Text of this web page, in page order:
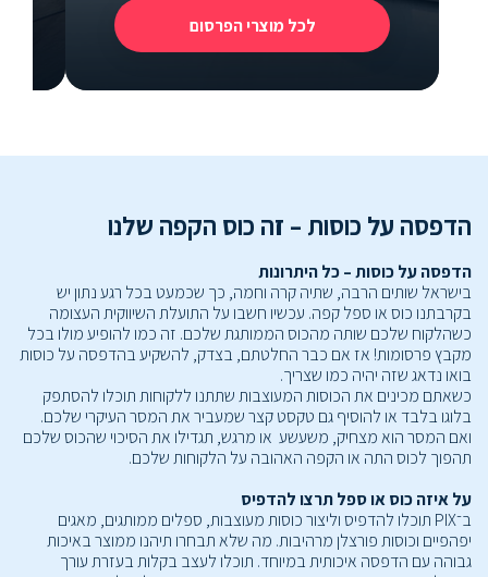
לכל מוצרי הפרסום
הדפסה על כוסות – זה כוס הקפה שלנו
הדפסה על כוסות – כל היתרונות
בישראל שותים הרבה, שתיה קרה וחמה, כך שכמעט בכל רגע נתון יש
בקרבתנו כוס או ספל קפה. עכשיו חשבו על התועלת השיווקית העצומה
כשהלקוח שלכם שותה מהכוס הממותגת שלכם. זה כמו להופיע מולו בכל
מקבץ פרסומות! אז אם כבר החלטתם, בצדק, להשקיע בהדפסה על כוסות
בואו נדאג שזה יהיה כמו שצריך.
כשאתם מכינים את הכוסות המעוצבות שתתנו ללקוחות תוכלו להסתפק
בלוגו בלבד או להוסיף גם טקסט קצר שמעביר את המסר העיקרי שלכם.
ואם המסר הוא מצחיק, משעשע או מרגש, תגדילו את הסיכוי שהכוס שלכם
תהפוך לכוס התה או הקפה האהובה על הלקוחות שלכם.
על איזה כוס או ספל תרצו להדפיס
ב־PIX תוכלו להדפיס וליצור כוסות מעוצבות, ספלים ממותגים, מאגים
יפהפיים וכוסות פורצלן מרהיבות. מה שלא תבחרו תיהנו ממוצר באיכות
גבוהה עם הדפסה איכותית במיוחד. תוכלו לעצב בקלות בעזרת עורך